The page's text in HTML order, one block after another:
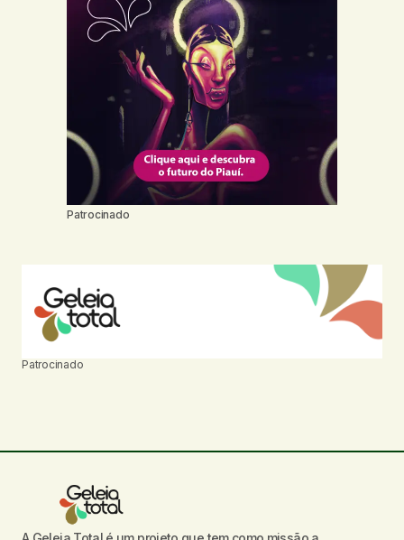
Patrocinado
Patrocinado